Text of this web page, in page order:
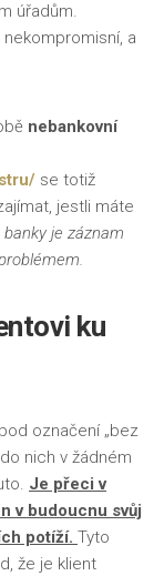
úřadům.
a
nebankovní
se totiž
jestli máte
banky je záznam
ku
označení „bez
nich v žádném
Je přeci v
v budoucnu svůj
potíží. Tyto
že je klient